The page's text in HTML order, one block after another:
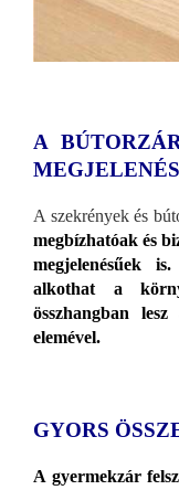
A
A szekrények és
megbízhatóak és
megjelenésűek
alkothat a
összhangban lesz
elemével.
GYORS
A gyermekzár